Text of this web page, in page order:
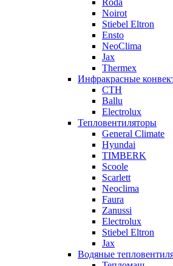
Roda
Noirot
Stiebel Eltron
Ensto
NeoClima
Jax
Thermex
Инфракрасные
CTH
Ballu
Electrolux
Тепловентиляторы
General Climate
Hyundai
TIMBERK
Scoole
Scarlett
Neoclima
Faura
Zanussi
Electrolux
Stiebel Eltron
Jax
Водяные